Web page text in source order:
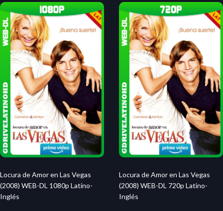
Locura de Amor en Las Vegas
(2008) WEB-DL 1080p Latino-
Inglés
Locura de Amor en Las Vegas
(2008) WEB-DL 720p Latino-
Inglés